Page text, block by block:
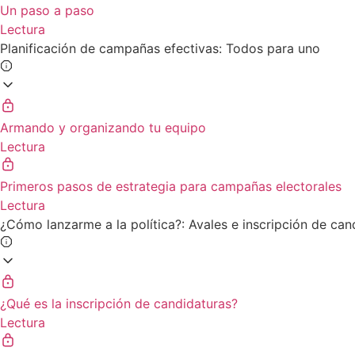
Un paso a paso
Lectura
Planificación de campañas efectivas: Todos para uno
Armando y organizando tu equipo
Lectura
Primeros pasos de estrategia para campañas electorales
Lectura
¿Cómo lanzarme a la política?: Avales e inscripción de
¿Qué es la inscripción de candidaturas?
Lectura